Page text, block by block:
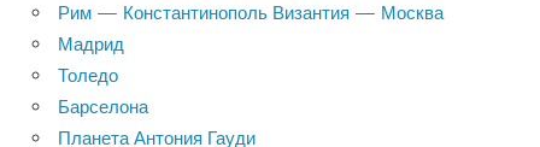
Рим — Константинополь Византия — Москва
Мадрид
Толедо
Барселона
Планета Антония Гауди